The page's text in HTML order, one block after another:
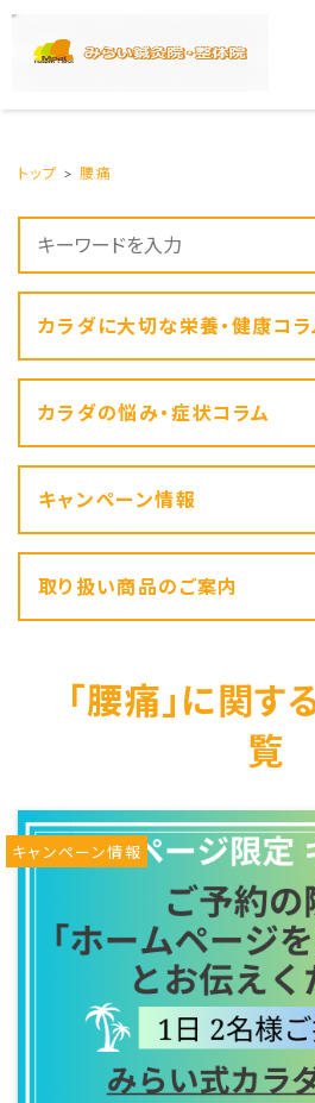
トップ 腰痛
カラダに大切な栄養・健康コラ
カラダの悩み・症状コラム
キャンペーン情報
取り扱い商品のご案内
「腰痛」に関す
覧
キャンペーン情報